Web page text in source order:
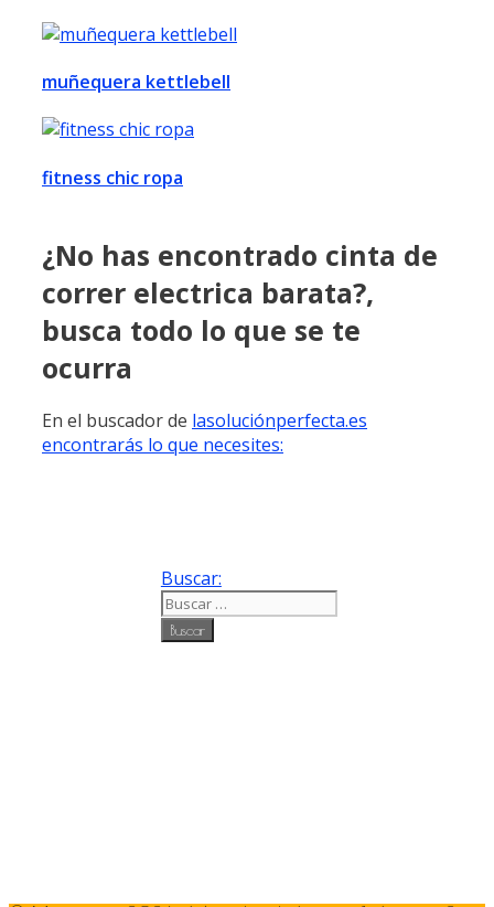
muñequera kettlebell
fitness chic ropa
¿No has encontrado cinta de
correr electrica barata?,
busca todo lo que se te
ocurra
En el buscador de lasoluciónperfecta.es
encontrarás lo que necesites:
Buscar: